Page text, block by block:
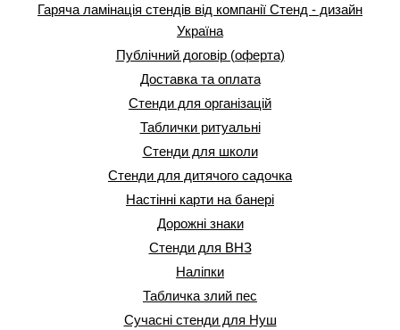
Гаряча ламінація стендів від компанії Стенд - дизайн
Україна
Публічний договір (оферта)
Доставка та оплата
Стенди для організацій
Таблички ритуальні
Стенди для школи
Стенди для дитячого садочка
Настінні карти на банері
Дорожні знаки
Стенди для ВНЗ
Наліпки
Табличка злий пес
Сучасні стенди для Нуш